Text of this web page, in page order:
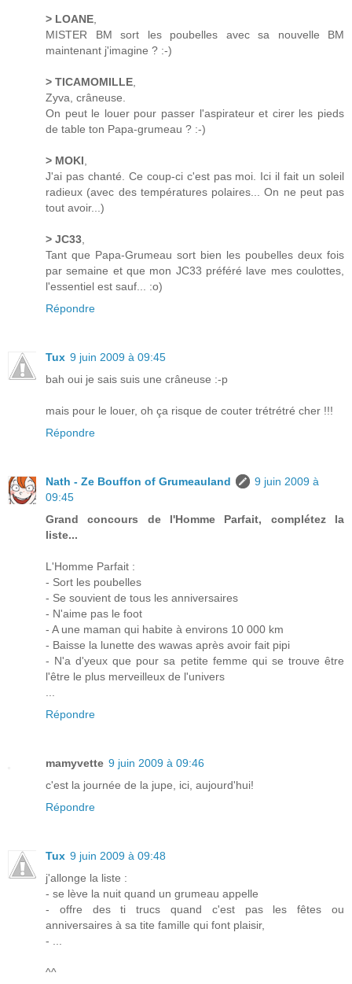
> LOANE,
MISTER BM sort les poubelles avec sa nouvelle BM
maintenant j'imagine ? :-)
> TICAMOMILLE,
Zyva, crâneuse.
On peut le louer pour passer l'aspirateur et cirer les pieds
de table ton Papa-grumeau ? :-)
> MOKI,
J'ai pas chanté. Ce coup-ci c'est pas moi. Ici il fait un soleil
radieux (avec des températures polaires... On ne peut pas
tout avoir...)
> JC33,
Tant que Papa-Grumeau sort bien les poubelles deux fois
par semaine et que mon JC33 préféré lave mes coulottes,
l'essentiel est sauf... :o)
Répondre
Tux 9 juin 2009 à 09:45
bah oui je sais suis une crâneuse :-p
mais pour le louer, oh ça risque de couter trétrétré cher !!!
Répondre
Nath - Ze Bouffon of Grumeauland
9 juin 2009 à
09:45
Grand concours de l'Homme Parfait, complétez la
liste...
L'Homme Parfait :
- Sort les poubelles
- Se souvient de tous les anniversaires
- N'aime pas le foot
- A une maman qui habite à environs 10 000 km
- Baisse la lunette des wawas après avoir fait pipi
- N'a d'yeux que pour sa petite femme qui se trouve être
l'être le plus merveilleux de l'univers
...
Répondre
mamyvette 9 juin 2009 à 09:46
c'est la journée de la jupe, ici, aujourd'hui!
Répondre
Tux 9 juin 2009 à 09:48
j'allonge la liste :
- se lève la nuit quand un grumeau appelle
- offre des ti trucs quand c'est pas les fêtes ou
anniversaires à sa tite famille qui font plaisir,
- ...
^^